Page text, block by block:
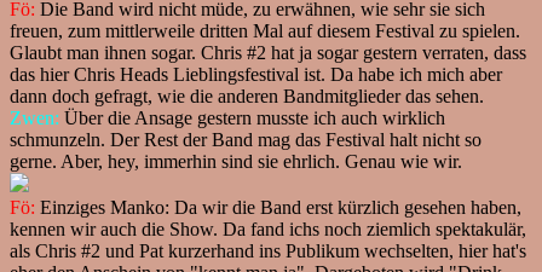
Fö: Die Band wird nicht müde, zu erwähnen, wie sehr sie sich
freuen, zum mittlerweile dritten Mal auf diesem Festival zu spielen.
Glaubt man ihnen sogar. Chris #2 hat ja sogar gestern verraten, dass
das hier Chris Heads Lieblingsfestival ist. Da habe ich mich aber
dann doch gefragt, wie die anderen Bandmitglieder das sehen.
Zwen: Über die Ansage gestern musste ich auch wirklich
schmunzeln. Der Rest der Band mag das Festival halt nicht so
gerne. Aber, hey, immerhin sind sie ehrlich. Genau wie wir.
Fö: Einziges Manko: Da wir die Band erst kürzlich gesehen haben,
kennen wir auch die Show. Da fand ichs noch ziemlich spektakulär,
als Chris #2 und Pat kurzerhand ins Publikum wechselten, hier hat's